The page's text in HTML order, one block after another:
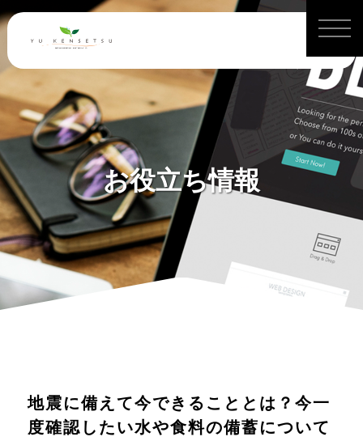
お役立ち情報
地震に備えて今できることとは？今一
度確認したい水や食料の備蓄について